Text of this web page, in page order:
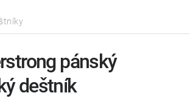
pánský
deštník